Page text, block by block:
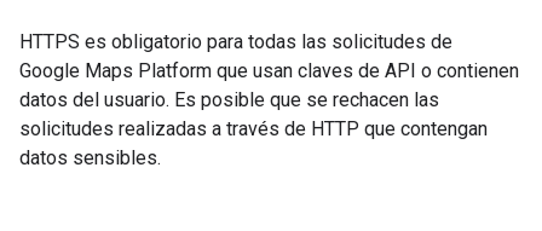
HTTPS es obligatorio para todas las solicitudes de
Google Maps Platform que usan claves de API o contienen
datos del usuario. Es posible que se rechacen las
solicitudes realizadas a través de HTTP que contengan
datos sensibles.